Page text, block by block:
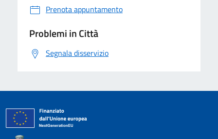
Prenota appuntamento
Problemi in Città
Segnala disservizio